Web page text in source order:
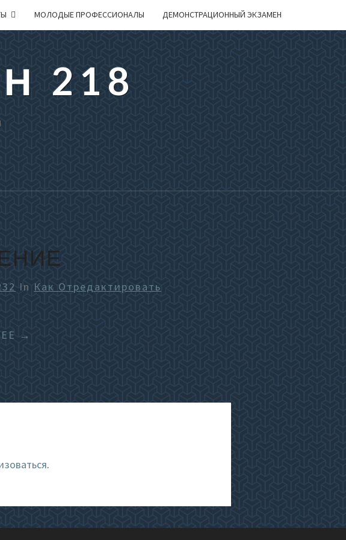
МОЛОДЫЕ ПРОФЕССИОНАЛЫ ДЕМОНСТРАЦИОННЫЙ ЭКЗАМЕН
218
In Как Отредактировать
→
.